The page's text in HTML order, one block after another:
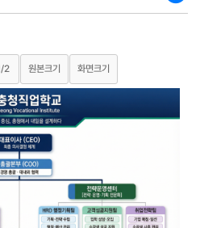
2 원본크기 화면크기